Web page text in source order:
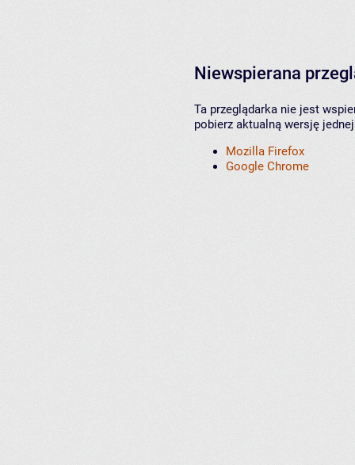
Niewspierana
Ta przeglądarka nie jest
pobierz aktualną wersję
Mozilla Firefox
Google Chrome